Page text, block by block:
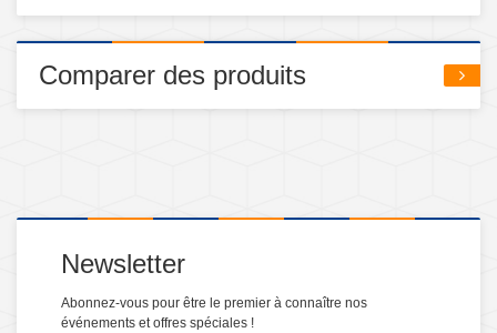
Comparer des produits
Newsletter
Abonnez-vous pour être le premier à connaître nos
événements et offres spéciales !